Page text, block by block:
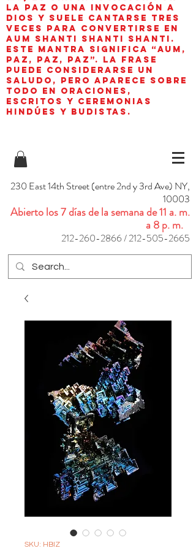
la paz o una invocación a
Dios y suele cantarse tres
veces para convertirse en
aum shanti shanti shanti.
Este mantra significa “AUM,
paz, paz, paz”. La frase
puede considerarse un
saludo, pero aparece sobre
todo en oraciones,
escritos y ceremonias
hindúes y budistas.
230 East 14th Street (entre 2nd y 3rd Ave) NY,
10003
Abierto los 7 días de la semana de 11 a. m.
a 8 p. m.
212-260-2866/212-505-2665
SKU: HBIZ